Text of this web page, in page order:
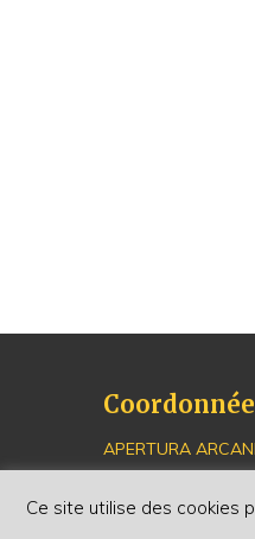
APERTURA
16, avenue de la
67000 Strasbourg
Ce site utilise des cookies